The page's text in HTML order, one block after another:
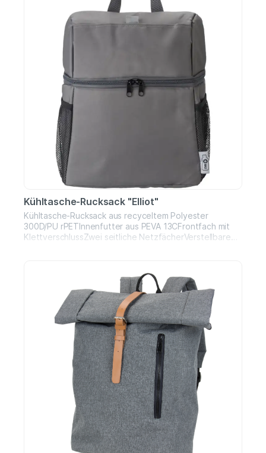
Kühltasche-Rucksack "Elliot"
Kühltasche-Rucksack aus recyceltem Polyester
300D/PU rPETInnenfutter aus PEVA 13CFrontfach mit
KlettverschlussZwei seitliche NetzfächerVerstellbare